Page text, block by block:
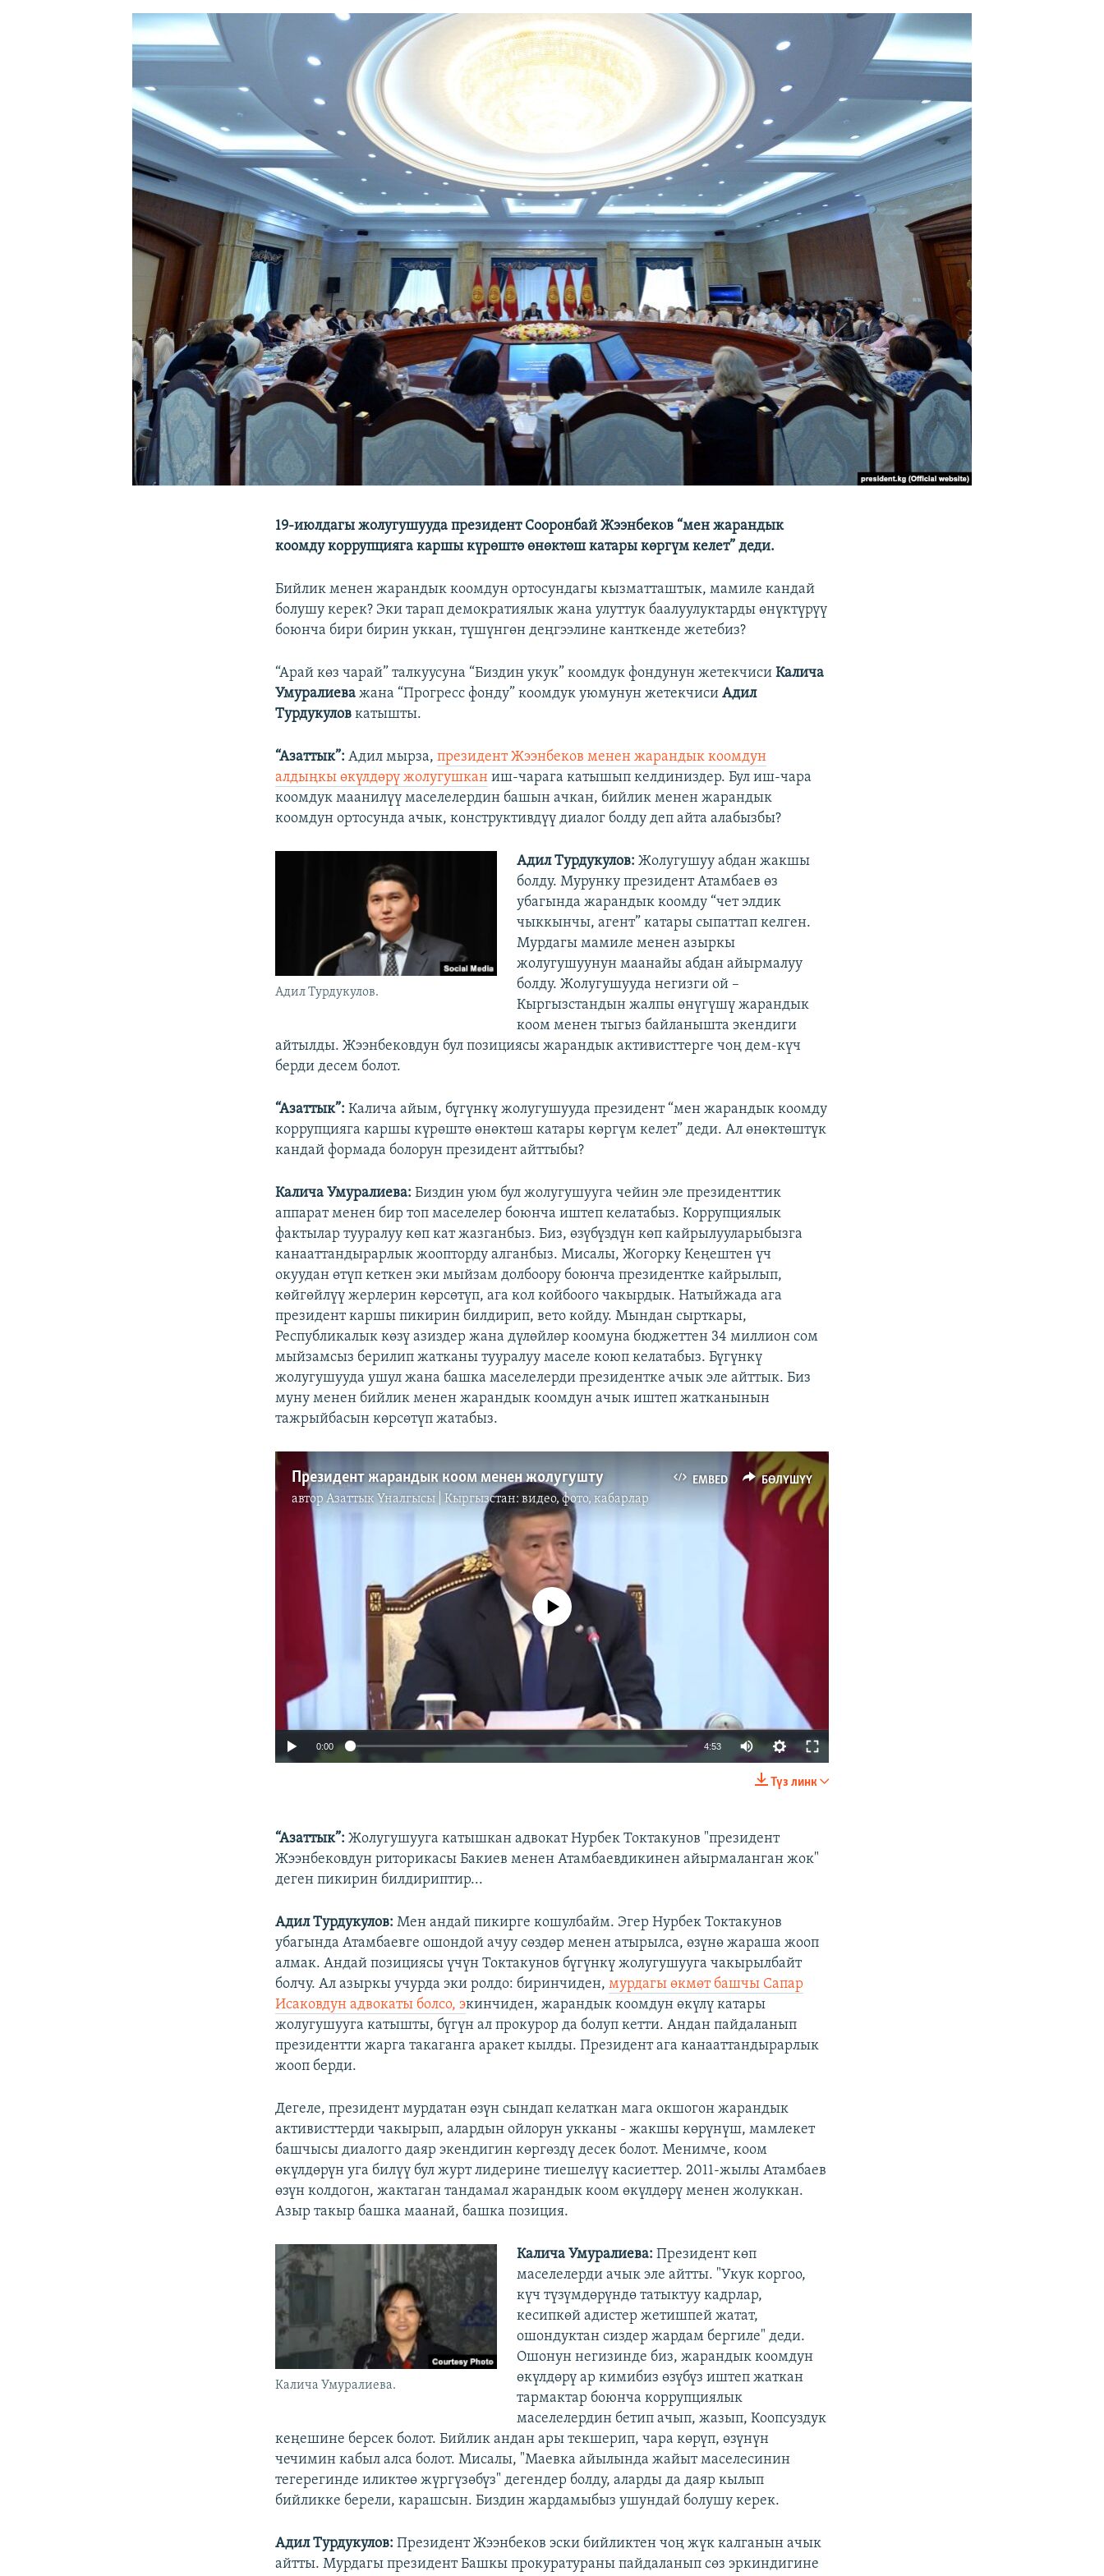
ЫҢГАЙСЫЗ СУРООЛОР
19-июлдагы жолугушууда президент Сооронбай Жээнбеков “мен жарандык
коомду коррупцияга каршы күрөштө өнөктөш катары көргүм келет” деди.
Бийлик менен жарандык коомдун ортосундагы кызматташтык, мамиле кандай
болушу керек? Эки тарап демократиялык жана улуттук баалуулуктарды өнүктүрүү
боюнча бири бирин уккан, түшүнгөн деңгээлине канткенде жетебиз?
“Арай көз чарай” талкуусуна “Биздин укук” коомдук фондунун жетекчисиКалича
Умуралиева жана “Прогресс фонду” коомдук уюмунун жетекчиси Адил
Турдукуловкатышты.
“Азаттык”:Адил мырза,президент Жээнбеков менен жарандык коомдун
алдыңкы өкүлдөрү жолугушкан иш-чарага катышып келдиниздер. Бул иш-чара
коомдук маанилүү маселелердин башын ачкан, бийлик менен жарандык
коомдун ортосунда ачык, конструктивдүү диалог болду деп айта алабызбы?
Адил Турдукулов.
Адил Турдукулов: Жолугушуу абдан жакшы
болду. Мурунку президент Атамбаев өз
убагында жарандык коомду “чет элдик
чыккынчы, агент” катары сыпаттап келген.
Мурдагы мамиле менен азыркы
жолугушуунун маанайы абдан айырмалуу
болду. Жолугушууда негизги ой –
Кыргызстандын жалпы өнүгүшү жарандык
коом менен тыгыз байланышта экендиги
айтылды. Жээнбековдун бул позициясы жарандык активисттерге чоң дем-күч
берди десем болот.
“Азаттык”:Калича айым, бүгүнкү жолугушууда президент “мен жарандык коомду
коррупцияга каршы күрөштө өнөктөш катары көргүм келет” деди. Ал өнөктөштүк
кандай формада болорун президент айттыбы?
Калича Умуралиева:Биздин уюм бул жолугушууга чейин эле президенттик
аппарат менен бир топ маселелер боюнча иштеп келатабыз. Коррупциялык
фактылар тууралуу көп кат жазганбыз. Биз, өзүбүздүн көп кайрылууларыбызга
канааттандырарлык жоопторду алганбыз. Мисалы, Жогорку Кеңештен үч
окуудан өтүп кеткен эки мыйзам долбоору боюнча президентке кайрылып,
көйгөйлүү жерлерин көрсөтүп, ага кол койбоого чакырдык. Натыйжада ага
президент каршы пикирин билдирип, вето койду. Мындан сырткары,
Республикалык көзү азиздер жана дүлөйлөр коомуна бюджеттен 34 миллион сом
мыйзамсыз берилип жатканы тууралуу маселе коюп келатабыз. Бүгүнкү
жолугушууда ушул жана башка маселелерди президентке ачык эле айттык. Биз
муну менен бийлик менен жарандык коомдун ачык иштеп жатканынын
тажрыйбасын көрсөтүп жатабыз.
EMBED БӨЛҮШҮҮ
Президент жарандык коом менен жолугушту
авторАзаттык Үналгысы | Кыргызстан: видео, фото, кабарлар
БӨЛҮШҮҮ
No media source currently available
0:00 4:53
Түз линк
“Азаттык”:Жолугушууга катышкан адвокат Нурбек Токтакунов "президент
Жээнбековдун риторикасы Бакиев менен Атамбаевдикинен айырмаланган жок"
деген пикирин билдириптир...
Адил Турдукулов:Мен андай пикирге кошулбайм. Эгер Нурбек Токтакунов
убагында Атамбаевге ошондой ачуу сөздөр менен атырылса, өзүнө жараша жооп
алмак. Андай позициясы үчүн Токтакунов бүгүнкү жолугушууга чакырылбайт
болчу. Ал азыркы учурда эки ролдо: биринчиден,мурдагы өкмөт башчы Сапар
Исаковдун адвокаты болсо, экинчиден, жарандык коомдун өкүлү катары
жолугушууга катышты, бүгүн ал прокурор да болуп кетти. Андан пайдаланып
президентти жарга такаганга аракет кылды. Президент ага канааттандырарлык
жооп берди.
Дегеле, президент мурдатан өзүн сындап келаткан мага окшогон жарандык
активисттерди чакырып, алардын ойлорун укканы - жакшы көрүнүш, мамлекет
башчысы диалогго даяр экендигин көргөздү десек болот. Менимче, коом
өкүлдөрүн уга билүү бул журт лидерине тиешелүү касиеттер. 2011-жылы Атамбаев
өзүн колдогон, жактаган тандамал жарандык коом өкүлдөрү менен жолуккан.
Азыр такыр башка маанай, башка позиция.
Калича Умуралиева.
Калича Умуралиева: Президент көп
маселелерди ачык эле айтты. "Укук коргоо,
күч түзүмдөрүндө татыктуу кадрлар,
кесипкөй адистер жетишпей жатат,
ошондуктан сиздер жардам бергиле" деди.
Ошонун негизинде биз, жарандык коомдун
өкүлдөрү ар кимибиз өзүбүз иштеп жаткан
тармактар боюнча коррупциялык
маселелердин бетип ачып, жазып, Коопсуздук
кеңешине берсек болот. Бийлик андан ары текшерип, чара көрүп, өзүнүн
чечимин кабыл алса болот. Мисалы, "Маевка айылында жайыт маселесинин
тегерегинде иликтөө жүргүзөбүз" дегендер болду, аларды да даяр кылып
бийликке берели, карашсын. Биздин жардамыбыз ушундай болушу керек.
Адил Турдукулов:Президент Жээнбеков эски бийликтен чоң жүк калганын ачык
айтты. Мурдагы президент Башкы прокуратураны пайдаланып сөз эркиндигине